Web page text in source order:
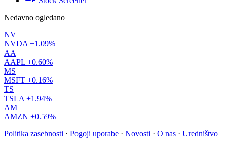
Nedavno ogledano
NV
NVDA +1.09%
AA
AAPL +0.60%
MS
MSFT +0.16%
TS
TSLA +1.94%
AM
AMZN +0.59%
Politika zasebnosti · Pogoji uporabe · Novosti · O nas · Uredništvo